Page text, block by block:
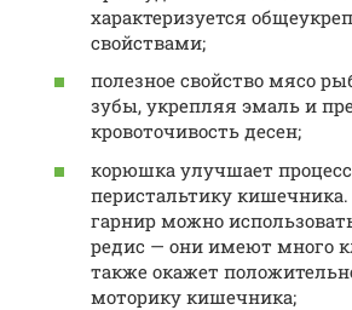
характеризуется
свойствами;
полезное свойство мясо
зубы, укрепляя эмаль и
кровоточивость десен;
корюшка улучшает
перистальтику
гарнир можно
редис — они имеют много
также окажет
моторику кишечника;